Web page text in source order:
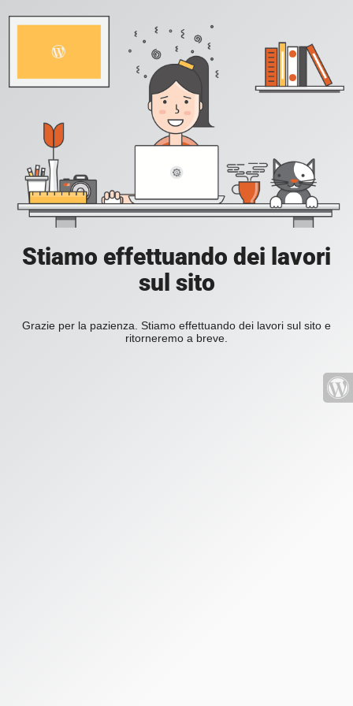
Stiamo effettuando dei lavori
sul sito
Grazie per la pazienza. Stiamo effettuando dei lavori sul sito e
ritorneremo a breve.